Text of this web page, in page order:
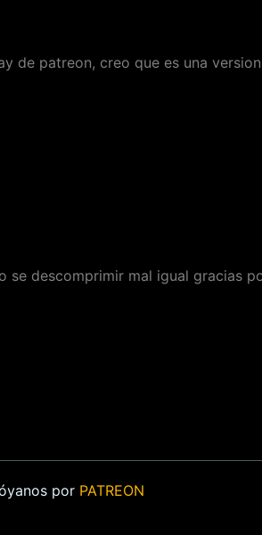
de patreon, creo que es una
se descomprimir mal igual gracias
por PATREON